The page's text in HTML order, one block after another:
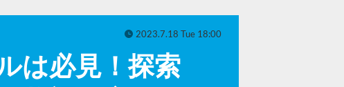
は必見！探索
2023.7.18 Tue 18:00